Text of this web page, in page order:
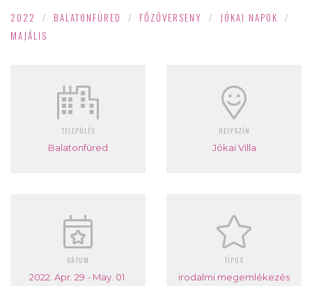
2022 / BALATONFÜRED / FŐZŐVERSENY / JÓKAI NAPOK
/
MAJÁLIS
TELEPÜLÉS
Balatonfüred
HELYSZÍN
Jókai Villa
DÁTUM
2022. Apr. 29 - May. 01.
TÍPUS
irodalmi megemlékezés